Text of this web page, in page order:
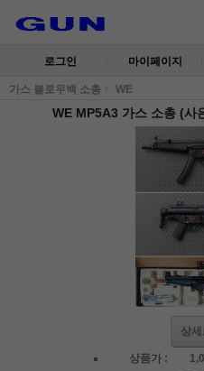
로그인 마이페이지
가스 블로우백 소총 WE
WE MP5A3 가스 소총 (사
상세
상품가 :